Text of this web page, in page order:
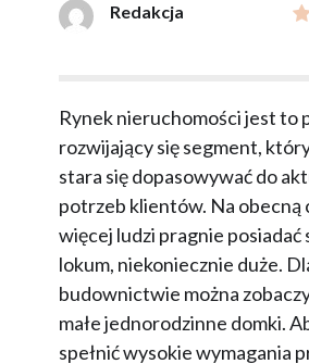
Redakcja
Rynek nieruchomości jest to
rozwijający się segment,
stara się dopasowywać do
potrzeb klientów. Na obecną
więcej ludzi pragnie posiadać
lokum, niekoniecznie duże.
budownictwie można
małe jednorodzinne domki.
spełnić wysokie wymagania